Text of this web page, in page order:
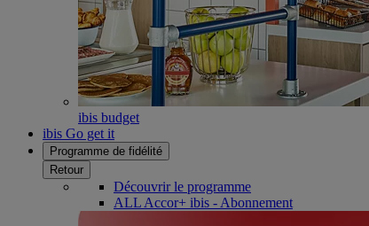
ibis budget
ibis Go get it
Programme de fidélité
Retour
Découvrir le programme
ALL Accor+ ibis - Abonnement